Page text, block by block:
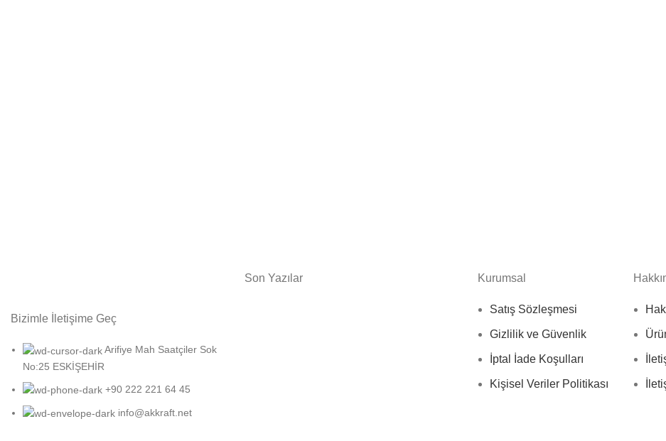
Bizimle İletişime Geç
Arifiye Mah Saatçiler Sok
No:25 ESKİŞEHİR
+90 222 221 64 45
info@akkraft.net
Son Yazılar Kurumsal
Satış Sözleşmesi
Gizlilik ve Güvenlik
İptal İade Koşulları
Kişisel Veriler Politikası